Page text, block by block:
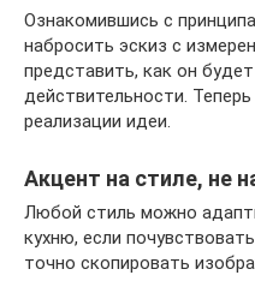
Ознакомившись с
набросить эскиз с
представить, как он
действительности.
реализации идеи.
Акцент на стиле, не
Любой стиль можно
кухню, если
точно скопировать